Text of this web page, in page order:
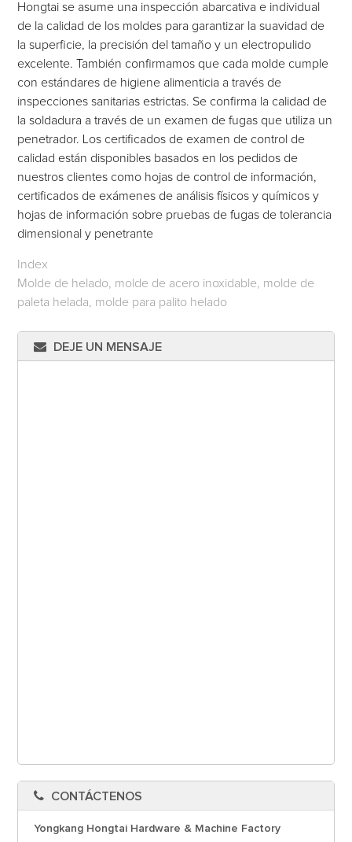
Hongtai se asume una inspección abarcativa e individual
de la calidad de los moldes para garantizar la suavidad de
la superficie, la precisión del tamaño y un electropulido
excelente. También confirmamos que cada molde cumple
con estándares de higiene alimenticia a través de
inspecciones sanitarias estrictas. Se confirma la calidad de
la soldadura a través de un examen de fugas que utiliza un
penetrador. Los certificados de examen de control de
calidad están disponibles basados en los pedidos de
nuestros clientes como hojas de control de información,
certificados de exámenes de análisis físicos y químicos y
hojas de información sobre pruebas de fugas de tolerancia
dimensional y penetrante
Index
Molde de helado, molde de acero inoxidable, molde de
paleta helada, molde para palito helado
DEJE UN MENSAJE
CONTÁCTENOS
Yongkang Hongtai Hardware & Machine Factory